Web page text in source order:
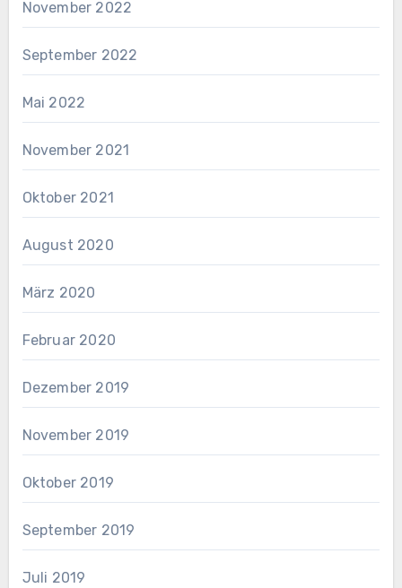
November 2022
September 2022
Mai 2022
November 2021
Oktober 2021
August 2020
März 2020
Februar 2020
Dezember 2019
November 2019
Oktober 2019
September 2019
Juli 2019